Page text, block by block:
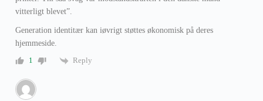
vitterligt blevet”.
Generation identitær kan iøvrigt støttes økonomisk på deres
hjemmeside.
1
Reply